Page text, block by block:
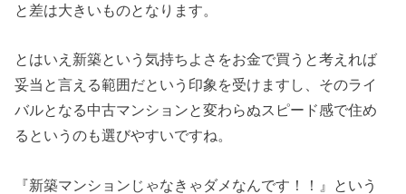
と差は大きいものとなります。
とはいえ新築という気持ちよさをお金で買うと考えれば
妥当と言える範囲だという印象を受けますし、そのライ
バルとなる中古マンションと変わらぬスピード感で住め
るというのも選びやすいですね。
『新築マンションじゃなきゃダメなんです！！』という